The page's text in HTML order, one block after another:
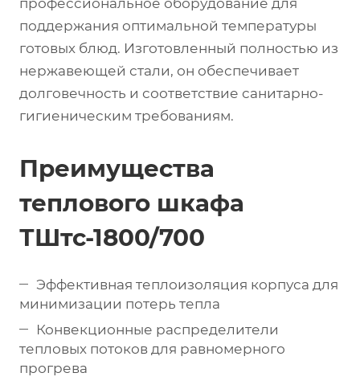
профессиональное оборудование для
поддержания оптимальной температуры
готовых блюд. Изготовленный полностью из
нержавеющей стали, он обеспечивает
долговечность и соответствие санитарно-
гигиеническим требованиям.
Преимущества
теплового шкафа
ТШтс-1800/700
Эффективная теплоизоляция корпуса для
минимизации потерь тепла
Конвекционные распределители
тепловых потоков для равномерного
прогрева